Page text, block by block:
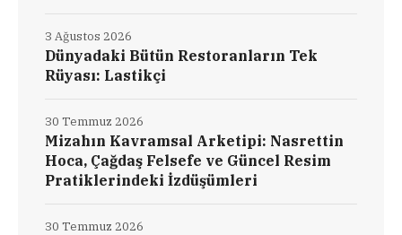
Dünyadaki Bütün Restoranların Tek
Rüyası: Lastikçi
3 Ağustos 2026
Mizahın Kavramsal Arketipi: Nasrettin
Hoca, Çağdaş Felsefe ve Güncel Resim
Pratiklerindeki İzdüşümleri
30 Temmuz 2026
30 Temmuz 2026